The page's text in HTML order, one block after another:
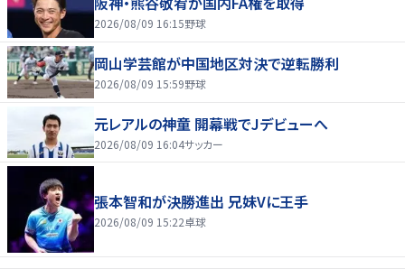
2026/08/09 16:15野球
岡山学芸館が中国地区対決で逆転勝利
2026/08/09 15:59野球
元レアルの神童 開幕戦でJデビューへ
2026/08/09 16:04サッカー
張本智和が決勝進出 兄妹Vに王手
2026/08/09 15:22卓球